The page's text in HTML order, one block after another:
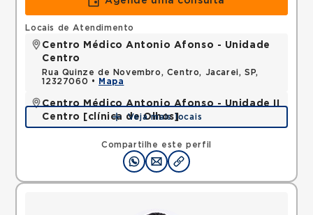
Compartilhe este perfil
Locais de Atendimento
Centro Médico Antonio Afonso - Unidade
Centro
Rua Quinze de Novembro, Centro, Jacarei, SP,
12327060 •
Mapa
Centro Médico Antonio Afonso - Unidade II
Centro [clínica de Olhos]
Rua Quinze de Novembro, Centro, Jacarei, SP,
Mapa
Veja mais locais